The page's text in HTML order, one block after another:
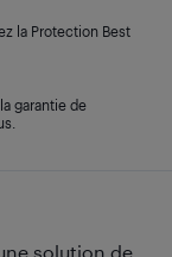
solution de
la Protection Best
garantie de